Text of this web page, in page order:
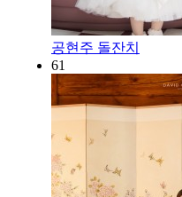
공현주 돌잔치
61